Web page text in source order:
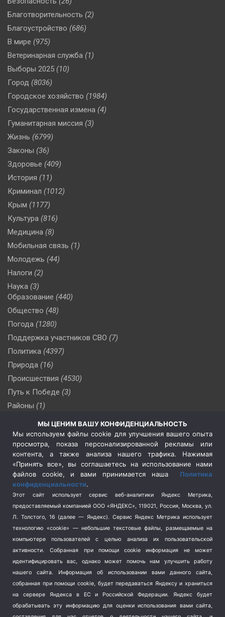
Благотворительность (2)
Благоустройство (686)
В мире (975)
Ветеринарная служба (1)
Выборы 2025 (10)
Город (8036)
Городское хозяйство (1984)
Государственная измена (4)
Гуманитарная миссия (3)
Жизнь (6799)
Законы (36)
Здоровье (409)
История (11)
Криминал (1012)
Крым (1177)
Культура (816)
Медицина (8)
Мобильная связь (1)
Молодежь (44)
Налоги (2)
Наука (3)
Образование (440)
Общество (48)
Погода (1280)
Поддержка участников СВО (7)
Политика (4397)
Природа (16)
Происшествия (4530)
Путь к Победе (3)
Районы (1)
(510)
Сельское хозяйство (3)
Социальная политика
(3)
Спецоперация в Украине
Спецоперация на Украине
(404)
Спорт (740)
Терроризм (1)
Транспорт (262)
Туризм (178)
Флот (76)
Школа и спорт (2)
Экология (8)
Экономика (1172)
МЫ ЦЕНИМ ВАШУ КОНФИДЕНЦИАЛЬНОСТЬ
Мы используем файлы cookie для улучшения вашего опыта
просмотра, показа персонализированной рекламы или
контента, а также анализа нашего трафика. Нажимая
«Принять все», вы соглашаетесь на использование нами
файлов cookie, и вами принимается наша Политика
конфиденциальности.
Этот сайт использует сервис веб-аналитики Яндекс Метрика,
предоставляемый компанией ООО «ЯНДЕКС», 119021, Россия, Москва, ул.
Л. Толстого, 16 (далее — Яндекс). Сервис Яндекс Метрика использует
технологию «cookie» — небольшие текстовые файлы, размещаемые на
компьютере пользователей с целью анализа их пользовательской
активности.
Собранная при помощи cookie информация не может
идентифицировать вас, однако может помочь нам улучшить работу
нашего сайта. Информация об использовании вами данного сайта,
собранная при помощи cookie, будет передаваться Яндексу и храниться
на сервере Яндекса в ЕС и Российской Федерации. Яндекс будет
обрабатывать эту информацию для оценки использования вами сайта,